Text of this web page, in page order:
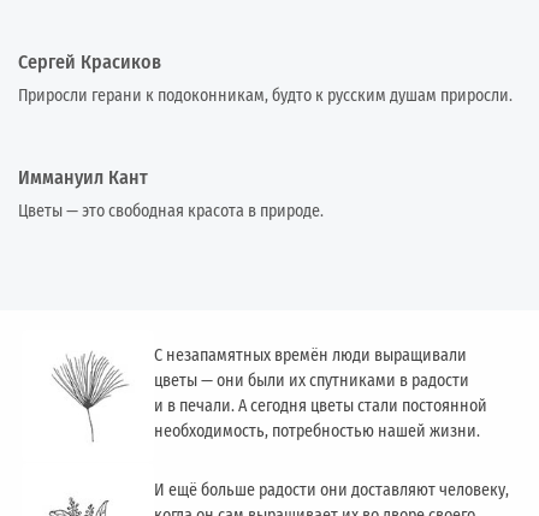
Сергей Красиков
Приросли герани к подоконникам, будто к русским душам приросли.
Иммануил Кант
Цветы — это свободная красота в природе.
С незапамятных времён люди выращивали
цветы — они были их спутниками в радости
и в печали. А сегодня цветы стали постоянной
необходимость, потребностью нашей жизни.
И ещё больше радости они доставляют человеку,